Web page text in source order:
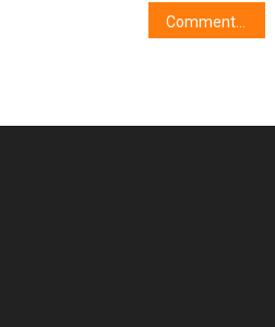
Comment choisir son programme immobilier neuf à Marseille?